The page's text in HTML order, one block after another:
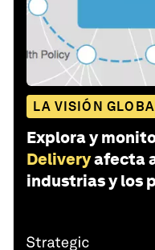
LA VISIÓN
Explora y
Deliveryafecta
industrias y los